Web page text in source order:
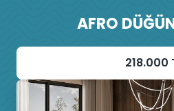
AFRO
218.000